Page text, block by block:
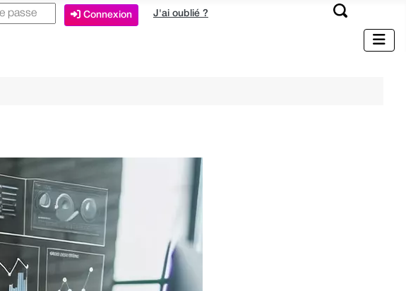
Connexion J'ai oublié ?